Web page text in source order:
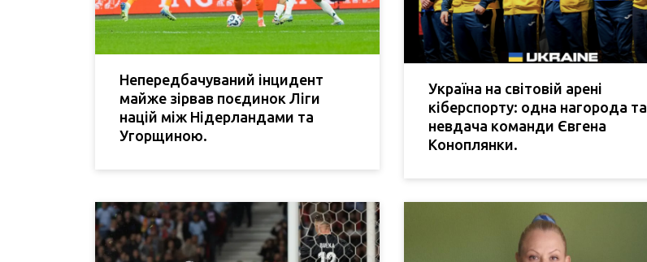
Непередбачуваний інцидент
майже зірвав поєдинок Ліги
націй між Нідерландами та
Угорщиною.
Україна на світовій арені
кіберспорту: одна нагорода та
невдача команди Євгена
Коноплянки.